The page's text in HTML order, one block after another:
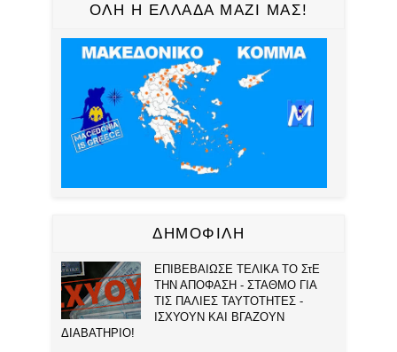
ΟΛΗ Η ΕΛΛΑΔΑ ΜΑΖΙ ΜΑΣ!
ΔΗΜΟΦΙΛΗ
ΕΠΙΒΕΒΑΙΩΣΕ ΤΕΛΙΚΑ ΤΟ ΣτΕ
ΤΗΝ ΑΠΟΦΑΣΗ - ΣΤΑΘΜΟ ΓΙΑ
ΤΙΣ ΠΑΛΙΕΣ ΤΑΥΤΟΤΗΤΕΣ -
ΙΣΧΥΟΥΝ ΚΑΙ ΒΓΑΖΟΥΝ
ΔΙΑΒΑΤΗΡΙΟ!